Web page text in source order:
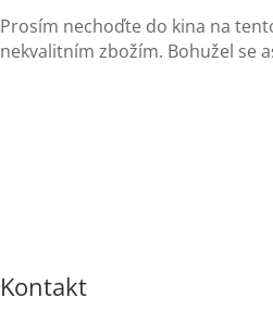
Prosím nechoďte do kina na
nekvalitním zbožím. Bohužel se
Kontakt